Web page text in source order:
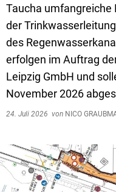
Taucha umfangreiche
der
des
erfolgen im Auftrag
Leipzig GmbH und
November 2026
24. Juli 2026 von NICO